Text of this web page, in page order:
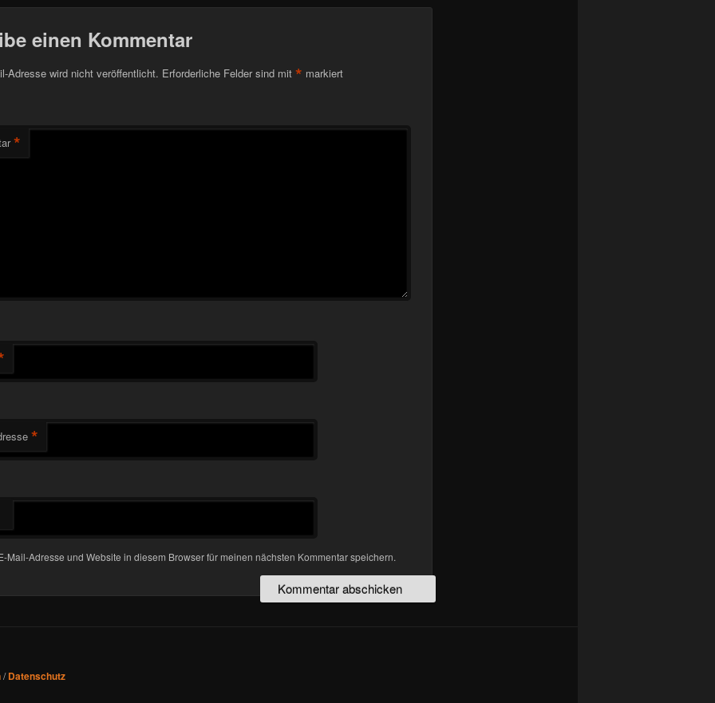
einen Kommentar
Adresse wird nicht veröffentlicht. Erforderliche Felder sind mit * markiert
*
*
Mail-Adresse und Website in diesem Browser für meinen nächsten Kommentar speichern.
/Datenschutz